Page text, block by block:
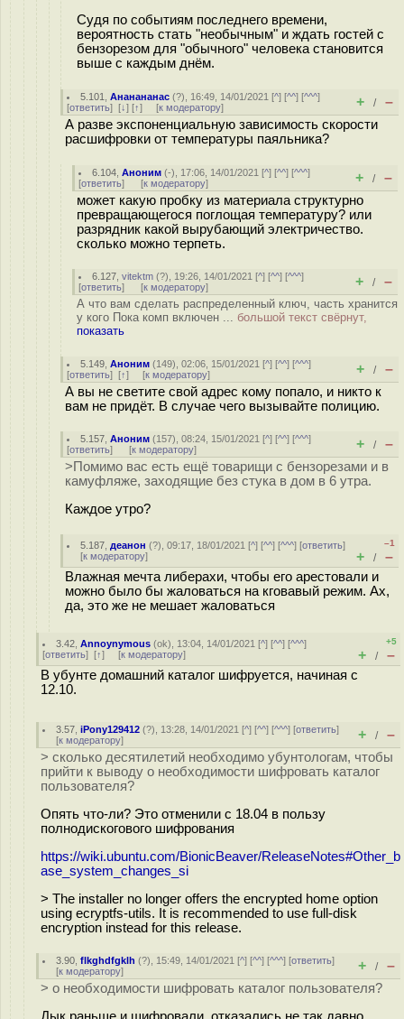
Судя по событиям последнего времени,
вероятность стать "необычным" и ждать гостей с
бензорезом для "обычного" человека становится
выше с каждым днём.
5.101 ,Ананананас (?), 16:49, 14/01/2021 [^] [^^] [^^^]
[ответить] [↓] [↑] [к модератору] + / –
А разве экспоненциальную зависимость скорости
расшифровки от температуры паяльника?
6.104 ,Аноним (-), 17:06, 14/01/2021 [^] [^^] [^^^]
[ответить] [к модератору] + / –
может какую пробку из материала структурно
превращающегося поглощая температуру? или
разрядник какой вырубающий электричество.
сколько можно терпеть.
6.127 ,vitektm (?), 19:26, 14/01/2021 [^] [^^] [^^^]
[ответить] [к модератору] + / –
А что вам сделать распределенный ключ, часть хранится
у кого Пока комп включен ... большой текст свёрнут,
показать
5.149 ,Аноним (149), 02:06, 15/01/2021 [^] [^^] [^^^]
[ответить] [↑] [к модератору] + / –
А вы не светите свой адрес кому попало, и никто к
вам не придёт. В случае чего вызывайте полицию.
5.157 ,Аноним (157), 08:24, 15/01/2021 [^] [^^] [^^^]
[ответить] [к модератору] + / –
>Помимо вас есть ещё товарищи с бензорезами и в
камуфляже, заходящие без стука в дом в 6 утра.
Каждое утро?
5.187 деанон (?), 09:17, 18/01/2021 [^] [^^] [^^^] [ответить]
[к модератору]
–1
+ / –
Влажная мечта либерахи, чтобы его арестовали и
можно было бы жаловаться на кговавый режим. Ах,
да, это же не мешает жаловаться
3.42 ,Annoynymous (ok), 13:04, 14/01/2021 [^] [^^] [^^^]
[ответить] [↑] [к модератору]
+5
+ / –
В убунте домашний каталог шифруется, начиная с
12.10.
3.57 ,iPony129412 (?), 13:28, 14/01/2021 [^] [^^] [^^^] [ответить]
[к модератору] + / –
> сколько десятилетий необходимо убунтологам, чтобы
прийти к выводу о необходимости шифровать каталог
пользователя?
Опять что-ли? Это отменили с 18.04 в пользу
полнодискогового шифрования
https://wiki.ubuntu.com/BionicBeaver/ReleaseNotes#Other_b
ase_system_changes_si
> The installer no longer offers the encrypted home option
using ecryptfs-utils. It is recommended to use full-disk
encryption instead for this release.
3.90 ,flkghdfgklh (?), 15:49, 14/01/2021 [^] [^^] [^^^] [ответить]
[к модератору] + / –
> о необходимости шифровать каталог пользователя?